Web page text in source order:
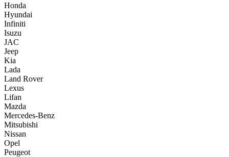
Honda
Hyundai
Infiniti
Isuzu
JAC
Jeep
Kia
Lada
Land Rover
Lexus
Lifan
Mazda
Mercedes-Benz
Mitsubishi
Nissan
Opel
Peugeot